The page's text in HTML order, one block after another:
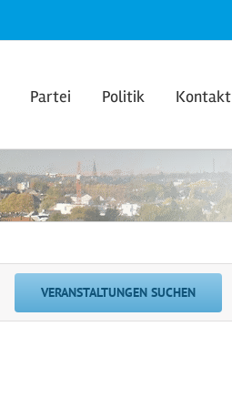
Partei Politik Kontakt
VERANSTALTUNGEN SUCHEN